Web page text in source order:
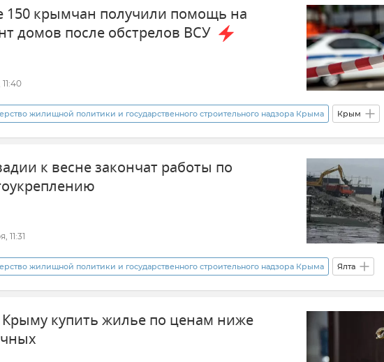
150 крымчан получили помощь на
домов после обстрелов ВСУ
жилищной политики и государственного строительного надзора Крыма Крым
Крыма Атаки ВСУ на Крым Господдержка
к весне закончат работы по
11:31
жилищной политики и государственного строительного надзора Крыма Ялта
Ливадия Новости Крыма Крым
сооружения Никита Тарасов
Крыму купить жилье по ценам ниже